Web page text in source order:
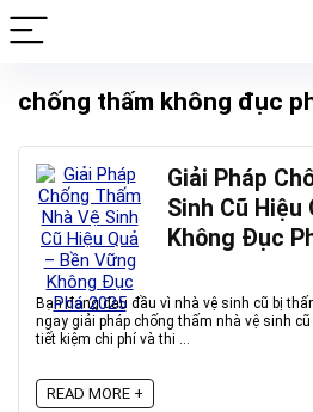
chống thấm không đục
Giải Pháp
Sinh Cũ Hiệu
Không Đục
Bạn đang đau đầu vì nhà vệ sinh cũ bị
ngay giải pháp chống thấm nhà vệ sinh
tiết kiệm chi phí và thi ...
READ MORE +